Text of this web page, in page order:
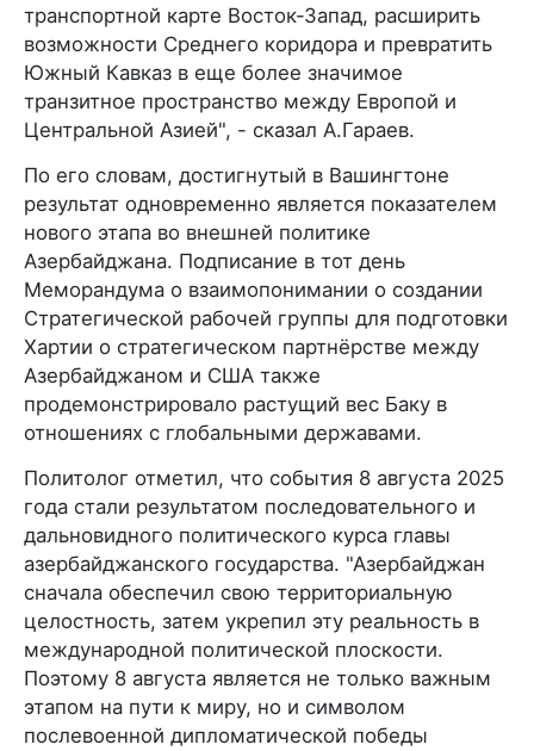
транспортной карте Восток-Запад, расширить
возможности Среднего коридора и превратить
Южный Кавказ в еще более значимое
транзитное пространство между Европой и
Центральной Азией", - сказал А.Гараев.
По его словам, достигнутый в Вашингтоне
результат одновременно является показателем
нового этапа во внешней политике
Азербайджана. Подписание в тот день
Меморандума о взаимопонимании о создании
Стратегической рабочей группы для подготовки
Хартии о стратегическом партнёрстве между
Азербайджаном и США также
продемонстрировало растущий вес Баку в
отношениях с глобальными державами.
Политолог отметил, что события 8 августа 2025
года стали результатом последовательного и
дальновидного политического курса главы
азербайджанского государства. "Азербайджан
сначала обеспечил свою территориальную
целостность, затем укрепил эту реальность в
международной политической плоскости.
Поэтому 8 августа является не только важным
этапом на пути к миру, но и символом
послевоенной дипломатической победы